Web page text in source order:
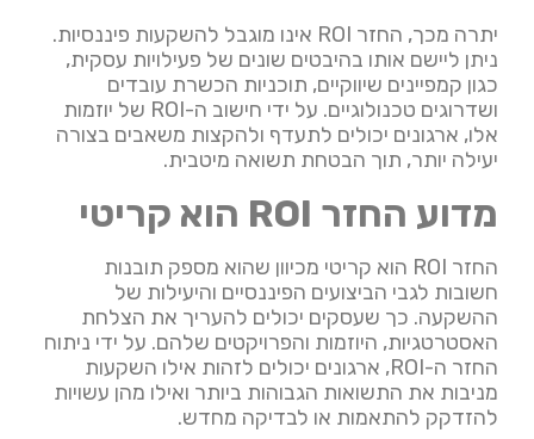
יתרה מכך, החזר ROI אינו מוגבל להשקעות פיננסיות.
ניתן ליישם אותו בהיבטים שונים של פעילויות עסקית,
כגון קמפיינים שיווקיים, תוכניות הכשרת עובדים
ושדרוגים טכנולוגיים. על ידי חישוב ה-ROI של יוזמות
אלו, ארגונים יכולים לתעדף ולהקצות משאבים בצורה
יעילה יותר, תוך הבטחת תשואה מיטבית.
מדוע החזר ROI הוא קריטי
החזר ROI הוא קריטי מכיוון שהוא מספק תובנות
חשובות לגבי הביצועים הפיננסיים והיעילות של
ההשקעה. כך שעסקים יכולים להעריך את הצלחת
האסטרטגיות, היוזמות והפרויקטים שלהם. על ידי ניתוח
החזר ה-ROI, ארגונים יכולים לזהות אילו השקעות
מניבות את התשואות הגבוהות ביותר ואילו מהן עשויות
להזדקק להתאמות או לבדיקה מחדש.